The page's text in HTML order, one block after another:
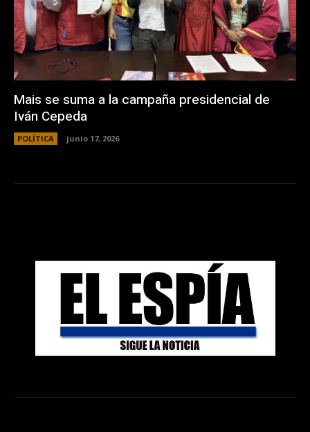
Mais se suma a la campaña presidencial de
Iván Cepeda
POLÍTICA junio 17, 2026